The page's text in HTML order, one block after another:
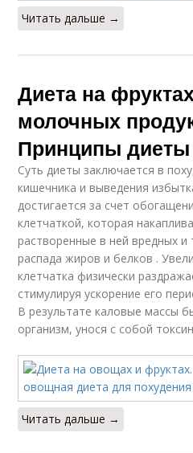
Читать дальше →
Диета на
молочных
Принципы диеты
Суть диеты заключается в
кишечника и выведения
достигается за счет
клетчаткой, которая
растворенные в ней вредных и
распада жиров и белков .
клетчатка физически
стимулируя ускорение его
В результате каловые массы
организм, унося с собой
Читать дальше →